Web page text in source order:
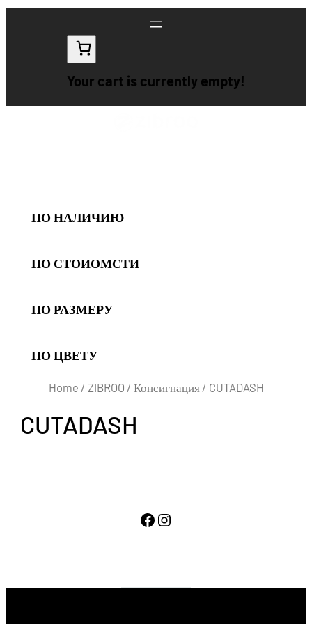
содержимому
Your cart is currently empty!
ПО НАЛИЧИЮ
ПО СТОИОМСТИ
ПО РАЗМЕРУ
ПО ЦВЕТУ
Home / ZIBROO / Консигнация/ CUTADASH
CUTADASH
Facebook
Instagram